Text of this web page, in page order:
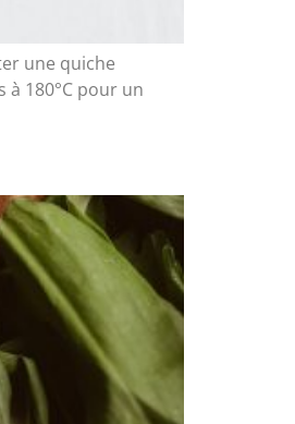
une quiche
à 180°C pour un